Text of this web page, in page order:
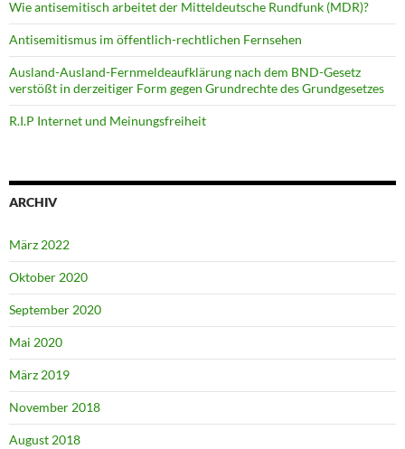
Wie antisemitisch arbeitet der Mitteldeutsche Rundfunk (MDR)?
Antisemitismus im öffentlich-rechtlichen Fernsehen
Ausland-Ausland-Fernmeldeaufklärung nach dem BND-Gesetz
verstößt in derzeitiger Form gegen Grundrechte des Grundgesetzes
R.I.P Internet und Meinungsfreiheit
ARCHIV
März 2022
Oktober 2020
September 2020
Mai 2020
März 2019
November 2018
August 2018